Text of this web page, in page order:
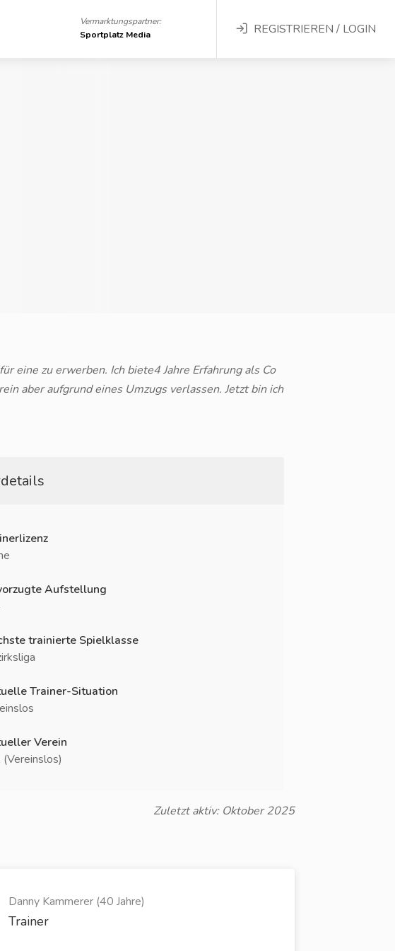
Vermarktungspartner:
Sportplatz Media
REGISTRIEREN / LOGIN
eine zu erwerben. Ich biete4 Jahre Erfahrung als Co
aber aufgrund eines Umzugs verlassen. Jetzt bin ich
Aufstellung
trainierte Spielklasse
Trainer-Situation
Verein
(Vereinslos)
Zuletzt aktiv: Oktober 2025
Danny Kammerer (40 Jahre)
Trainer